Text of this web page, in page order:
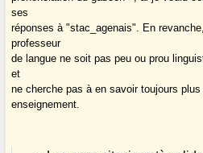
ses
réponses à "stac_agenais". En
professeur
de langue ne soit pas peu ou prou
et
ne cherche pas à en savoir toujours
enseignement.